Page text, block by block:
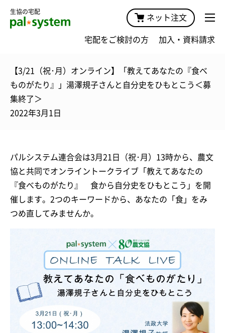
生協の宅配
ネット注文
宅配をご検討の方 加入・資料請求
【3/21（祝･月）オンライン】「教えてあなたの『食べ
ものがたり』」湯澤規子さんと自分史をひもとこう＜募
集終了＞
2022年3月1日
パルシステム連合会は3月21日（祝･月）13時から、農文
協と共同でオンライントークライブ「教えてあなたの
『食べものがたり』 食から自分史をひもとこう」を開
催します。2つのキーワードから、あなたの「食」をみ
つめ直してみませんか。